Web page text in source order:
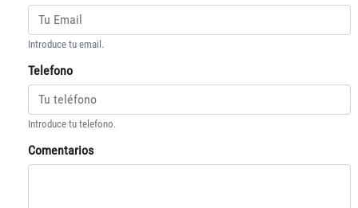
Introduce tu email.
Telefono
Introduce tu telefono.
Comentarios